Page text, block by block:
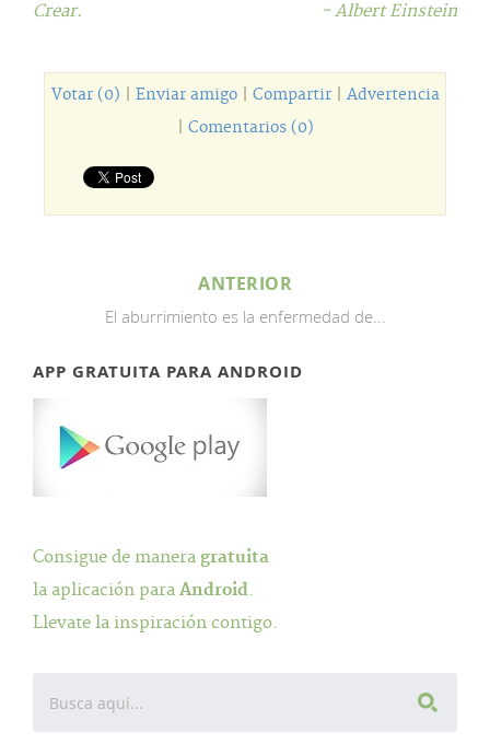
Crear. - Albert Einstein
Votar (0) Enviar amigo| Compartir| Advertencia
Comentarios (0)
ANTERIOR
El aburrimiento es la enfermedad de...
APP GRATUITA PARA ANDROID
Consigue de manera gratuita
la aplicación para Android.
Llevate la inspiración contigo.